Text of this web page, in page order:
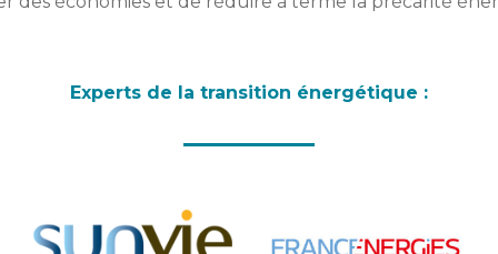
Experts de la transition énergétique :